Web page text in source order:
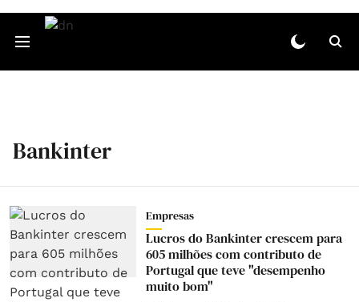
Bankinter
Empresas
Lucros do Bankinter crescem para
605 milhões com contributo de
Portugal que teve "desempenho
muito bom"